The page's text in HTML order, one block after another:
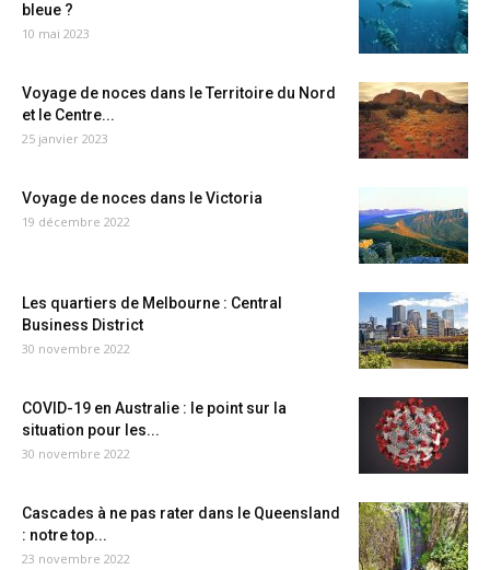
bleue ?
10 mai 2023
Voyage de noces dans le Territoire du Nord
et le Centre...
25 janvier 2023
Voyage de noces dans le Victoria
19 décembre 2022
Les quartiers de Melbourne : Central
Business District
30 novembre 2022
COVID-19 en Australie : le point sur la
situation pour les...
30 novembre 2022
Cascades à ne pas rater dans le Queensland
: notre top...
23 novembre 2022